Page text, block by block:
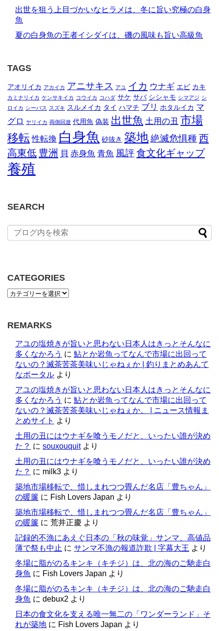
出世を狙う上目づかいなヒラメは、冬に旨い究極の白身
魚
夏の白身魚の王者イシダイは、磯の風味も旨い高級魚
TAGS
アオリイカ アカイカ アニサキス アユ イカ ウナギ エビ カキ
カミナリイカ ケンサキイカ コウイカ コハダ サケ サバ シシャモ シマアジ シ
ロイカ シーバス スズキ スルメイカ タイ ハマチ ブリ ホタルイカ マ
グロ ヤリイカ 両側回遊 代用魚 偽装 出世魚 土用の丑 市場
移転 性転換 白身魚 砂抜き 築地絶滅危惧種西
高東低 豊洲 貝 赤身魚 青魚 風評食文化ギャップ
養殖
SEARCH
CATEGORIES
REMARKS
アユの塩焼きが旨いと思わない日本人はきっとそんなに
多くなかろう に 鮎とか岩魚ってなんで市場に出回って
ないの？滅茶苦茶美味いじゃねぇか | 釣りまとめあんて
なポータル より
アユの塩焼きが旨いと思わない日本人はきっとそんなに
多くなかろう に 鮎とか岩魚ってなんで市場に出回って
ないの？滅茶苦茶美味いじゃねぇか。 | ニュース情報ま
とめサイト より
土用の丑にはウナギを喰うモノだと、いったい誰が決め
た？ に souxouquitより
土用の丑にはウナギを喰うモノだと、いったい誰が決め
た？ に milk3 より
築地市場移転で、惜しまれつつ畳んだ名店「豊ちゃん」
の暖簾 に Fish Lovers Japan より
築地市場移転で、惜しまれつつ畳んだ名店「豊ちゃん」
の暖簾 に 荒井正慶 より
記録的不漁にあえぐ日本の「秋の味覚」サンマ、高値品
薄で祭も中止 に サンマ不漁の報道詐欺 | 字幕大王 より
冬場に脂がのるキンキ（キチジ）は、北の海のご馳走白
身魚 に Fish Lovers Japan より
冬場に脂がのるキンキ（キチジ）は、北の海のご馳走白
身魚 に debux2 より
日本の食文化を支える唯一無二の「ワンダーランド」そ
れが築地 に Fish Lovers Japan より